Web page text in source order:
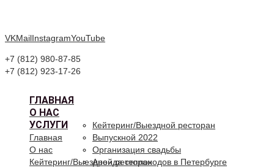
VKMailInstagramYouTube
+7 (812) 980-87-85
+7 (812) 923-17-26
ГЛАВНАЯ
О НАС
УСЛУГИ
Кейтеринг/Выездной ресторан
Выпускной 2022
Организация свадьбы
Аренда теплоходов в Петербурге
Главная
О нас
Кейтеринг/Выездной ресторан